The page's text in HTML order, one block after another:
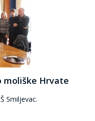
moliške Hrvate
Smiljevac.